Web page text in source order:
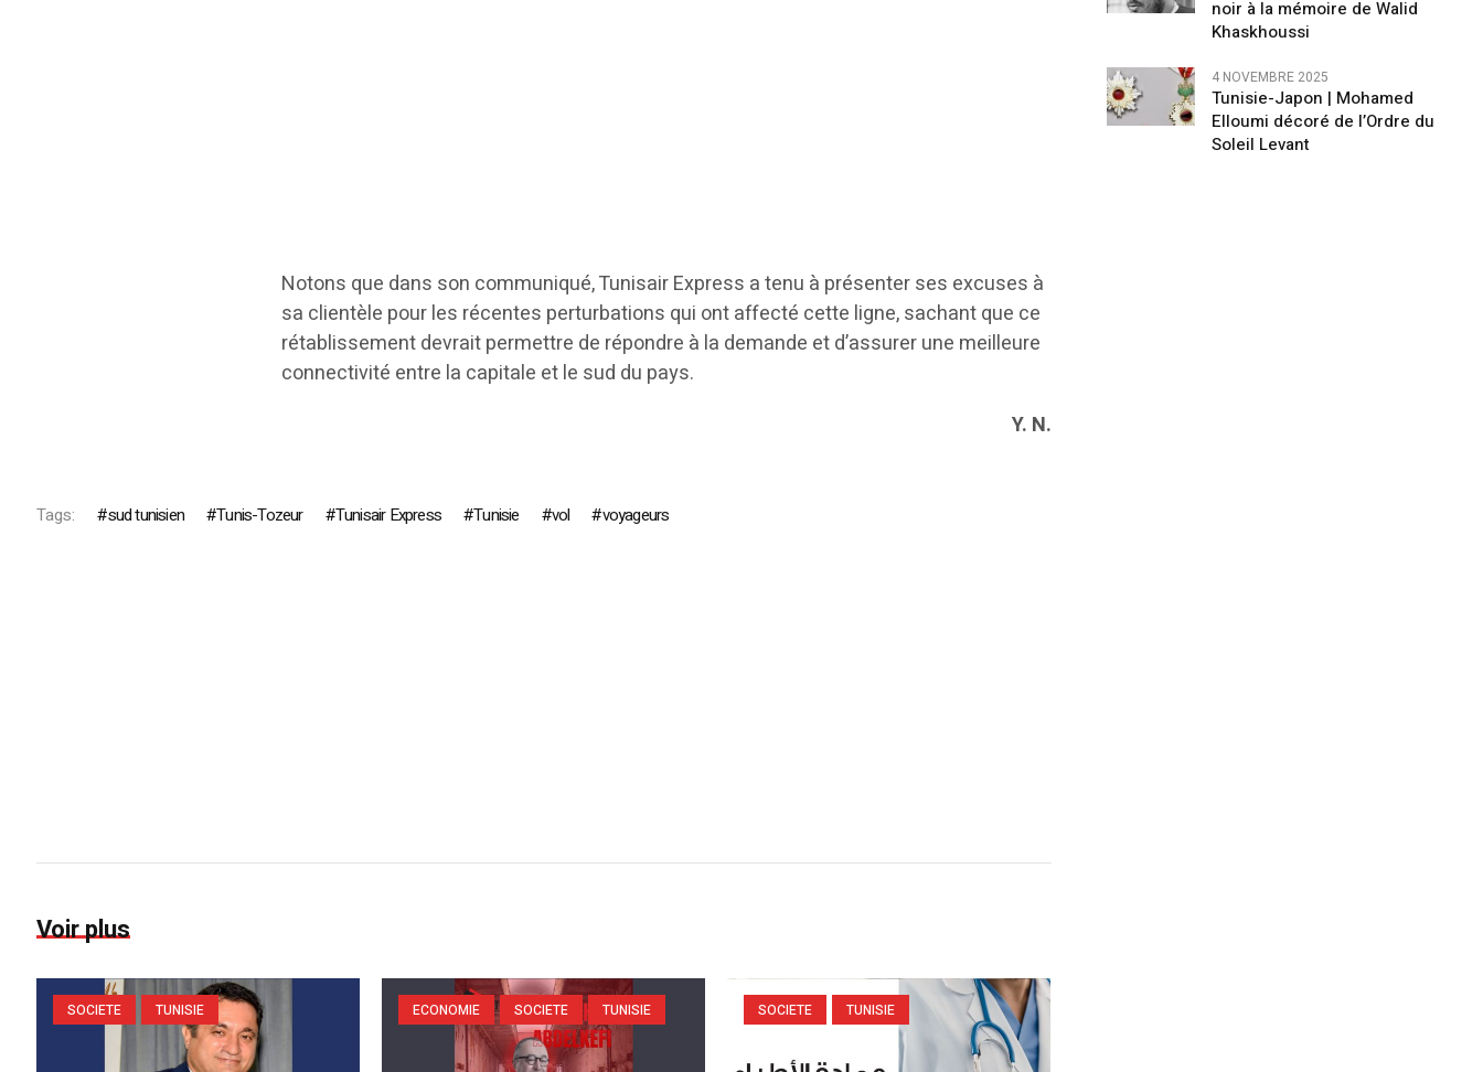
Notons que dans son communiqué, Tunisair Express a tenu à présenter ses excuses à
sa clientèle pour les récentes perturbations qui ont affecté cette ligne, sachant que ce
rétablissement devrait permettre de répondre à la demande et d’assurer une meilleure
connectivité entre la capitale et le sud du pays.
Y. N.
Tags: sud tunisien Tunis-Tozeur Tunisair Express Tunisie vol voyageurs
Voir plus
SOCIETE TUNISIE ECONOMIE SOCIETE TUNISIE SOCIETE TUNISIE
noir à la mémoire de Walid
Khaskhoussi
4 NOVEMBRE 2025
Tunisie-Japon | Mohamed
Elloumi décoré de l’Ordre du
Soleil Levant